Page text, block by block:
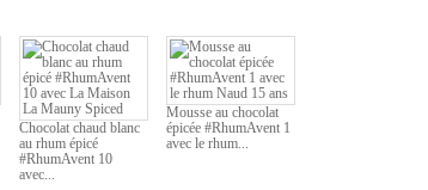
Chocolat chaud blanc
au rhum épicé
#RhumAvent 10
avec...
Mousse au chocolat
épicée #RhumAvent 1
avec le rhum...